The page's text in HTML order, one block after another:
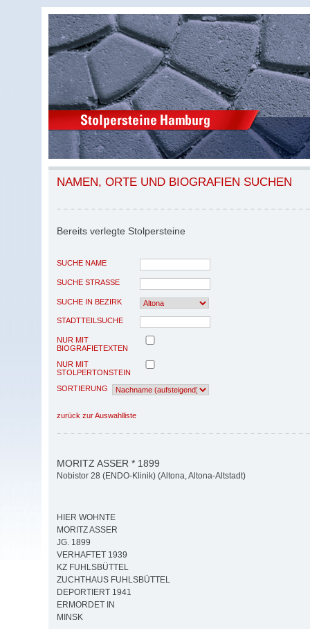
NAMEN, ORTE UND BIOGRAFIEN SUCHEN
Bereits verlegte Stolpersteine
SUCHE NAME
SUCHE STRASSE
SUCHE IN BEZIRK
STADTTEILSUCHE
NUR MIT
BIOGRAFIETEXTEN
NUR MIT
STOLPERTONSTEIN
SORTIERUNG
zurück zur Auswahlliste
MORITZ ASSER * 1899
Nobistor 28 (ENDO-Klinik) (Altona, Altona-Altstadt)
HIER WOHNTE
MORITZ ASSER
JG. 1899
VERHAFTET 1939
KZ FUHLSBÜTTEL
ZUCHTHAUS FUHLSBÜTTEL
DEPORTIERT 1941
ERMORDET IN
MINSK